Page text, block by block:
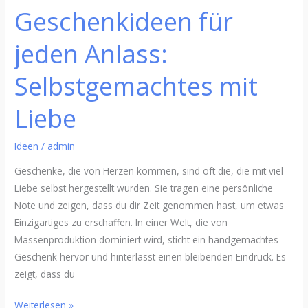
Geschenkideen für
jeden Anlass:
Selbstgemachtes mit
Liebe
Ideen / admin
Geschenke, die von Herzen kommen, sind oft die, die mit viel
Liebe selbst hergestellt wurden. Sie tragen eine persönliche
Note und zeigen, dass du dir Zeit genommen hast, um etwas
Einzigartiges zu erschaffen. In einer Welt, die von
Massenproduktion dominiert wird, sticht ein handgemachtes
Geschenk hervor und hinterlässt einen bleibenden Eindruck. Es
zeigt, dass du
Weiterlesen »